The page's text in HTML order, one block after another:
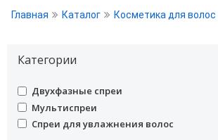
Волосы
Безсульфатный уход
Воски, пасты, глина, помады для волос
Гели для волос
Главная Каталог Косметика для волос
Категории
undefined
Двухфазные спреи
undefined
Мультиспреи
undefined
Спреи для увлажнения волос